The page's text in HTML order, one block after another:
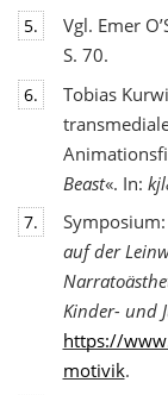
5.
Vgl. Emer
S. 70.
6.
Tobias
Beast«. In:
7. Symposium:
auf der
Kinder- und
https://
motivik.